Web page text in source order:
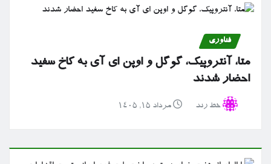
فناوری
متا، آنتروپیک، گوگل و اوپن ای آی به کاخ سفید
احضار شدند
خط رند مرداد ۱۵, ۱۴۰۵